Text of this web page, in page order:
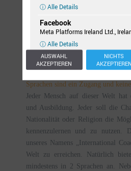
weltweit größten Coachingverband
beanspruchter notwendiger
klar der Meinung, dass nur
hoch qualifizierte Coaches den
erstklassigen Coachings gerecht
Sprachen sind ein Zugang und
Jeder Mensch auf dieser Welt hat
und Ausbildung. Jeder soll die
Nationalität oder Religion die
kennenzulernen und zu nutzen.
unseres Namens „International
Welt zu erreichen. Natürlich
mindestens in 2 Sprachen an.
ⓘ Alle Details
Facebook
Meta Platforms Ireland Ltd.,
ⓘ Alle Details
AUSWAHL
AKZEPTIEREN
NICHTS
AKZEPTIEREN